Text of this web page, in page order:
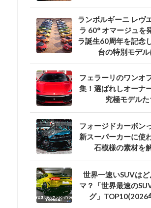
ランボルギーニ レヴ
ラ 60° オマージュを
ラ誕生60周年を記念
台の特別モデル
フェラーリのワンオ
集！選ばれしオーナ
究極モデルた
フォージドカーボン
新スーパーカーに使
石模様の素材を
世界一速いSUVは
マ？「世界最速の
グ」TOP10(2026